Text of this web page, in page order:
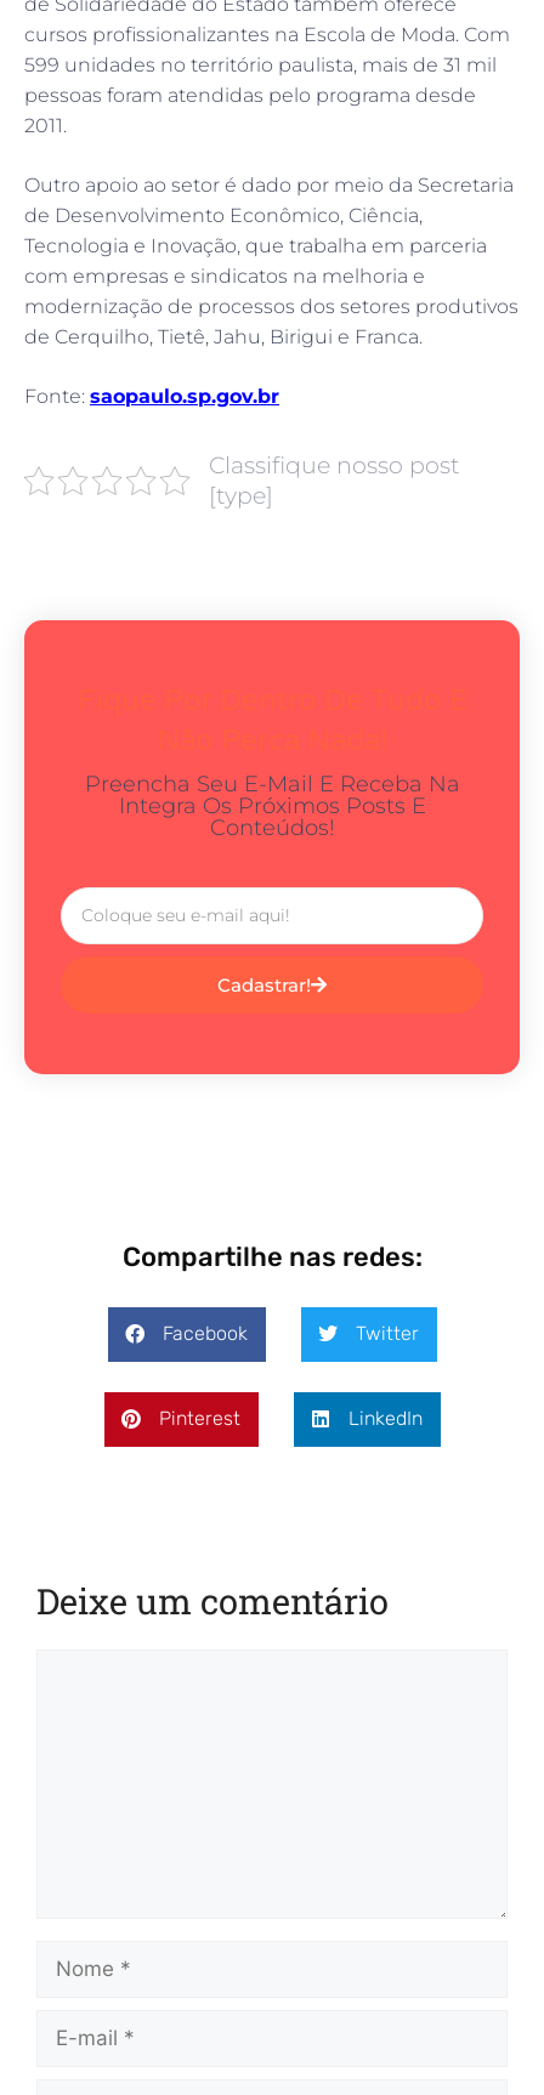
cursos profissionalizantes na Escola de Moda. Com
599 unidades no território paulista, mais de 31 mil
pessoas foram atendidas pelo programa desde
2011.
Outro apoio ao setor é dado por meio da Secretaria
de Desenvolvimento Econômico, Ciência,
Tecnologia e Inovação, que trabalha em parceria
com empresas e sindicatos na melhoria e
modernização de processos dos setores produtivos
de Cerquilho, Tietê, Jahu, Birigui e Franca.
Fonte: saopaulo.sp.gov.br
Classifique nosso post
[type]
Preencha Seu E-Mail E Receba Na
Integra Os Próximos Posts E
Conteúdos!
Cadastrar!
Compartilhe nas redes:
Facebook Twitter
Pinterest LinkedIn
Deixe um comentário